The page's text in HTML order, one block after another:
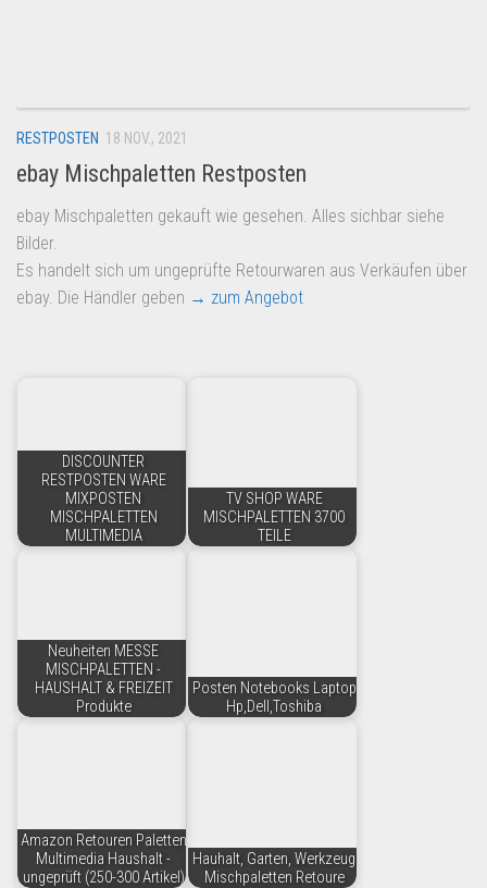
Amazon
Kostenlos verkaufen
Anmelden
RESTPOSTEN 18 NOV., 2021
ebay Mischpaletten Restposten
ebay Mischpaletten gekauft wie gesehen. Alles sichbar siehe
Bilder.
Es handelt sich um ungeprüfte Retourwaren aus Verkäufen über
ebay. Die Händler geben → zum Angebot
DISCOUNTER
RESTPOSTEN WARE
MIXPOSTEN
MISCHPALETTEN
MULTIMEDIA
TV SHOP WARE
MISCHPALETTEN 3700
TEILE
Neuheiten MESSE
MISCHPALETTEN -
HAUSHALT & FREIZEIT
Produkte
Posten Notebooks Laptop
Hp,Dell,Toshiba
Amazon Retouren Paletten
Multimedia Haushalt -
ungeprüft (250-300 Artikel)
Hauhalt, Garten, Werkzeug
Mischpaletten Retoure